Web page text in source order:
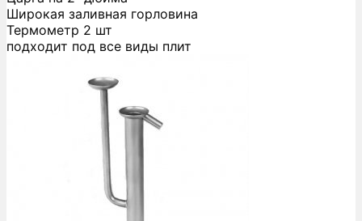
Широкая заливная горловина
Термометр 2 шт
подходит под все виды плит